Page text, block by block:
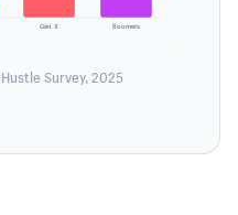
Gén. X Boomers
Survey, 2025